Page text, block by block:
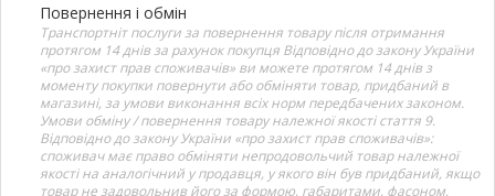
Повернення і обмін
Транспортніт послуги за повернення товару після отримання
протягом 14 днів за рахунок покупця Відповідно до закону України
«про захист прав споживачів» ви можете протягом 14 днів з
моменту покупки повернути або обміняти товар, придбаний в
магазині, за умови виконання всіх норм передбачених законом.
Умови обміну / повернення товару належної якості стаття 9.
Відповідно до закону України «про захист прав споживачів»:
споживач має право обміняти непродовольчий товар належної
якості на аналогічний у продавця, у якого він був придбаний, якщо
товар не задовольнив його за формою, габаритами, фасоном,